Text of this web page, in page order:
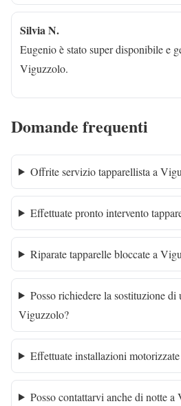
Silvia N.
Eugenio è stato super disponibile e
Viguzzolo.
Domande frequenti
Offrite servizio tapparellista a
Effettuate pronto intervento
Riparate tapparelle bloccate a
Posso richiedere la sostituzione di
Viguzzolo?
Effettuate installazioni
Posso contattarvi anche di notte a